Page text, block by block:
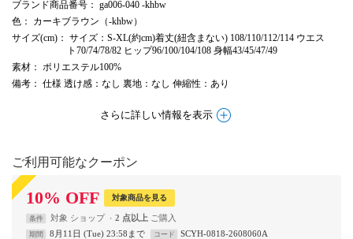
ブランド商品番号 ： ga006-040 -khbw
色 ： カーキブラウン（-khbw）
サイズ(cm) ： サイズ：S-XL(約cm)着丈(紐含まない) 108/110/112/114 ウエス
ト70/74/78/82 ヒップ96/100/104/108 身幅43/45/47/49
素材 ： ポリエステル100%
備考 ： 仕様 透け感：なし 裏地：なし 伸縮性：あり
さらに詳しい情報を表示
ご利用可能なクーポン
10% OFF 対象商品を見る
条件 対象 ショップ 2 点以上
期間 8月11日 (Tue) 23:58まで コード
SCYH-0818-2608060A